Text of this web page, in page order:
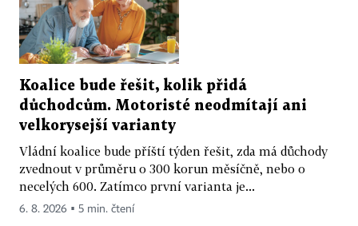
Koalice bude řešit, kolik přidá
důchodcům. Motoristé neodmítají ani
velkorysejší varianty
Vládní koalice bude příští týden řešit, zda má důchody
zvednout v průměru o 300 korun měsíčně, nebo o
necelých 600. Zatímco první varianta je...
6. 8. 2026 ▪ 5 min. čtení